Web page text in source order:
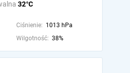
32°C
Ciśnienie: 1013 hPa
Wilgotność: 38%